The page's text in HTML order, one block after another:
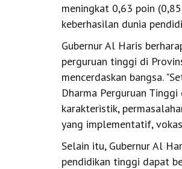
meningkat 0,63 poin
keberhasilan dunia
Gubernur Al Haris
perguruan tinggi di
mencerdaskan bangsa.
Dharma Perguruan
karakteristik,
yang implementatif,
Selain itu, Gubernur Al
pendidikan tinggi dapat